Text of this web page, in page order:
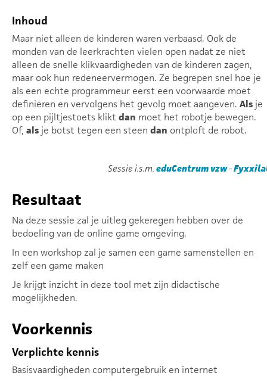
Inhoud
Maar niet alleen de kinderen waren verbaasd. Ook de
monden van de leerkrachten vielen open nadat ze niet
alleen de snelle klikvaardigheden van de kinderen zagen,
maar ook hun redeneervermogen. Ze begrepen snel hoe je
als een echte programmeur eerst een voorwaarde moet
definiëren en vervolgens het gevolg moet aangeven. Als je
op een pijltjestoets klikt dan moet het robotje bewegen.
Of, als je botst tegen een steen dan ontploft de robot.
Sessie i.s.m.eduCentrum vzw-
Resultaat
Na deze sessie zal je uitleg gekeregen hebben over de
bedoeling van de online game omgeving.
In een workshop zal je samen een game samenstellen en
zelf een game maken
Je krijgt inzicht in deze tool met zijn didactische
mogelijkheden.
Voorkennis
Verplichte kennis
Basisvaardigheden computergebruik en internet